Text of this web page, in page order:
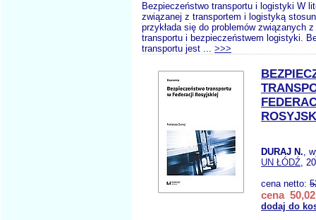
Bezpieczeństwo transportu i logistyki W
związanej z transportem i logistyką
przykłada się do problemów związanych
transportu i bezpieczeństwem logistyki.
transportu jest ... >>>
DURAJ N.,
UN ŁÓDŹ,
cena netto:
cena 50,02
dodaj do